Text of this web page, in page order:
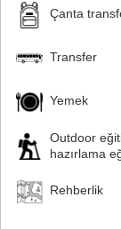
Çanta
Transfer
Yemek
Outdoor
hazırlama
Rehberlik